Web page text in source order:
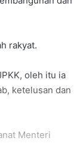
rakyat.
oleh itu ia
ketelusan dan
Menteri